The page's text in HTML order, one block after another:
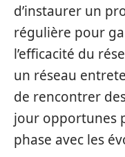
d’instaurer un
régulière pour
l’efficacité du
un réseau
de rencontrer
jour opportunes
phase avec les